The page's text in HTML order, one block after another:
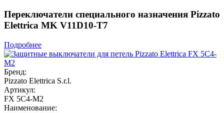
Переключатели специального назначения Pizzato
Elettrica MK V11D10-T7
Подробнее
Бренд:
Pizzato Elettrica S.r.l.
Артикул:
FX 5C4-M2
Наименование: